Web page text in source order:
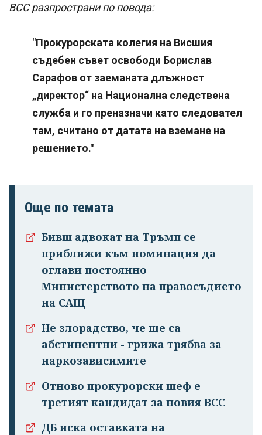
ВСС разпространи по повода:
"Прокурорската колегия на Висшия
съдебен съвет освободи Борислав
Сарафов от заеманата длъжност
„директор“ на Национална следствена
служба и го преназначи като следовател
там, считано от датата на вземане на
решението."
Още по темата
Бивш адвокат на Тръмп се
приближи към номинация да
оглави постоянно
Министерството на правосъдието
на САЩ
Не злорадство, че ще са
абстинентни - грижа трябва за
наркозависимите
Отново прокурорски шеф е
третият кандидат за новия ВСС
ДБ иска оставката на